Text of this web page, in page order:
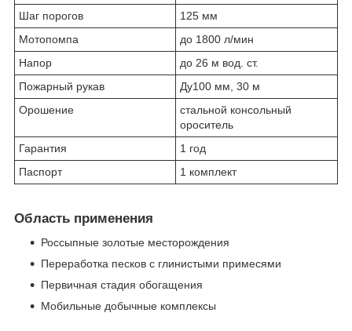
Шаг порогов
125 мм
Мотопомпа
до 1800 л/мин
Напор
до 26 м вод. ст.
Пожарный рукав
Ду100 мм, 30 м
Орошение
стальной консольный
ороситель
Гарантия
1 год
Паспорт
1 комплект
Область применения
Россыпные золотые месторождения
Переработка песков с глинистыми примесями
Первичная стадия обогащения
Мобильные добычные комплексы